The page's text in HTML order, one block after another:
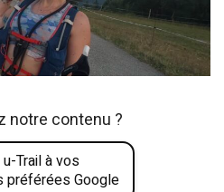
notre contenu ?
Trail à vos
préférées Google